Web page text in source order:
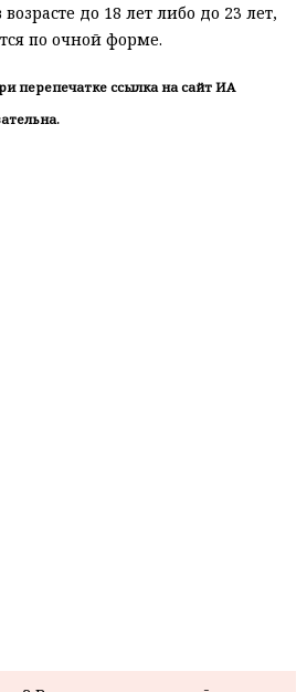
до 18 лет либо до 23 лет,
по очной форме.
перепечатке ссылка на сайт ИА